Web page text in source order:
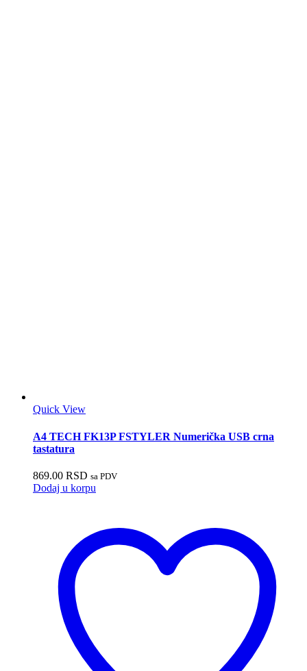
Quick View
A4 TECH FK13P FSTYLER Numerička USB crna
tastatura
869.00 RSD sa PDV
Dodaj u korpu